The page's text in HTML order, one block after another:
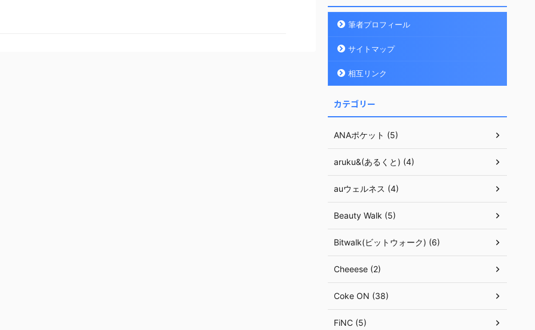
筆者プロフィール
サイトマップ
相互リンク
カテゴリー
ANAポケット (5)
aruku&(あるくと) (4)
auウェルネス (4)
Beauty Walk (5)
Bitwalk(ビットウォーク) (6)
Cheeese (2)
Coke ON (38)
FiNC (5)